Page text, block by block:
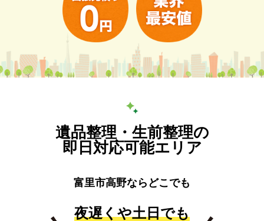
遺品整理・生前整理の
即日対応可能エリア
富里市高野ならどこでも
夜遅くや土日でも